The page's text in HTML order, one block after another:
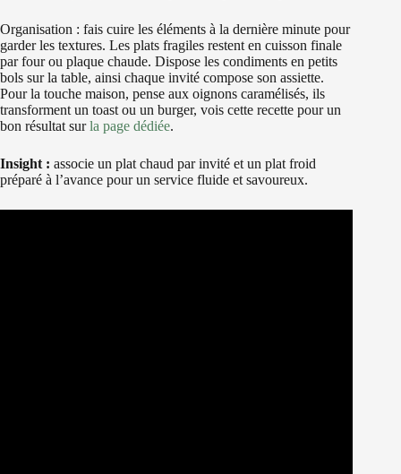
Organisation : fais cuire les éléments à la dernière minute pour
garder les textures. Les plats fragiles restent en cuisson finale
par four ou plaque chaude. Dispose les condiments en petits
bols sur la table, ainsi chaque invité compose son assiette.
Pour la touche maison, pense aux oignons caramélisés, ils
transforment un toast ou un burger, vois cette recette pour un
bon résultat surla page dédiée.
Insight : associe un plat chaud par invité et un plat froid
préparé à l’avance pour un service fluide et savoureux.